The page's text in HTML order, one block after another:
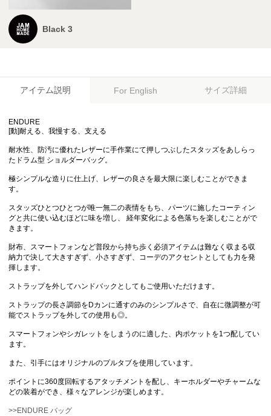
Black 3
アイテム説明 For English サイズ詳細
ENDURE
[動]耐える、我慢する、支える
耐水性、防汚に優れたレザーに手作業にて押しつぶしたスタッズをあしらっ
たドラム型 ショルダーバッグ。
極シンプルな造りに仕上げ、レザーの良さを最大限に楽しむことができま
す。
スタッズひとつひとつが唯一無二の表情をもち、パーツに施したコーティン
グと共に使い込むほどに味を増し、 経年変化による色落ちを楽しむことがで
きます。
財布、スマートフォンなど普段から持ち歩く必須アイテムは難なく収まる収
納力で決して大きすぎず、小さすぎず、コーデのアクセントとしても力を発
揮します。
ストラップを外してハンドバックとしてもご使用いただけます。
ストラップの長さ調節をDカンに通すのみのシンプルさで、自在に微調整が可
能でストラップを外しての使用も◎。
スマートフォンやシガレットをしまうのに適した、内ポケットを1つ配してい
ます。
また、引手にはオリジナルのプルタブを使用しています。
ポイントに360度回転するアタッチメントを配し、キーホルダーやチャームな
どの装着ができ、様々なアレンジが楽しめます。
>>ENDURE バッグ